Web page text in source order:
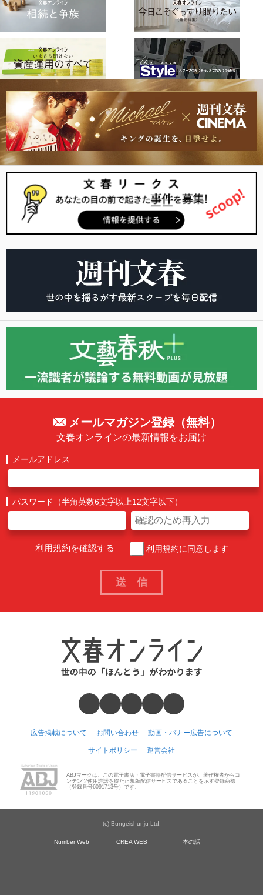
メールマガジン登録（無料）
文春オンラインの最新情報をお届け
メールアドレス
パスワード（半角英数6文字以上12文字以下）
利用規約を確認する 利用規約に同意します
広告掲載について お問い合わせ 動画・バナー広告について
サイトポリシー 運営会社
ABJマークは、この電子書店・電子書籍配信サービスが、著作権者からコ
ンテンツ使用許諾を得た正規版配信サービスであることを示す登録商標
（登録番号6091713号）です。
(c) Bungeishunju Ltd.
Number Web CREA WEB 本の話